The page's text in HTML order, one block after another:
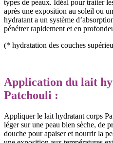
types de peaux. Idéal pour traiter
après une exposition au soleil ou
hydratant a un système
pénétrer rapidement et en
(* hydratation des couches
Application du lait
Patchouli :
Appliquer le lait hydratant corps
léger sur une peau bien sèche, de
douche pour apaiser et nourrir la